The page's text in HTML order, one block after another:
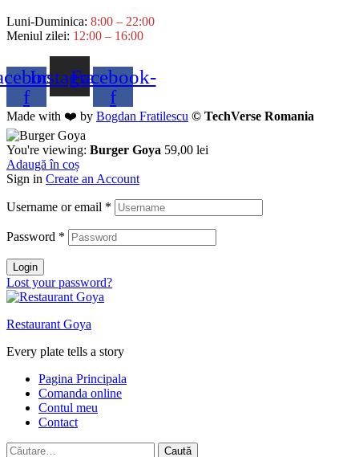
Luni-Duminica: 8:00 – 22:00
Meniul zilei: 12:00 – 16:00
f
InstagramFacebook-
f
Made with ❤️ by Bogdan Fratilescu © TechVerse Romania
You're viewing: Burger Goya 59,00 lei
Adaugă în coș
Sign in Create an Account
Username or email *
Password *
Login
Lost your password?
Restaurant Goya
Every plate tells a story
Pagina Principala
Comanda online
Contul meu
Contact
Caută